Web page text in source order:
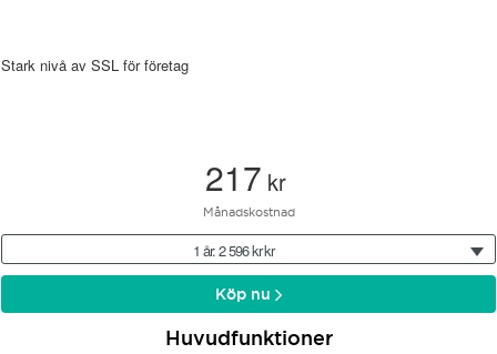
Stark nivå av SSL för företag
217 kr
Månadskostnad
1 år: 2 596 kr kr
Köp nu
Huvudfunktioner